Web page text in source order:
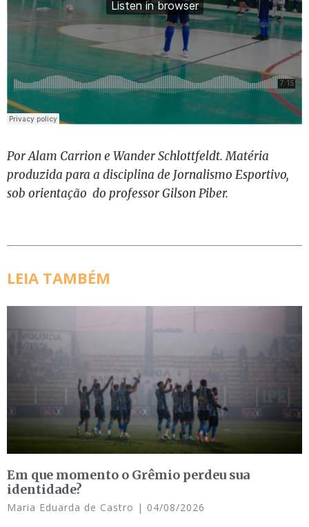
Por Alam Carrion e Wander Schlottfeldt. Matéria
produzida para a disciplina de Jornalismo Esportivo,
sob orientação do professor Gilson Piber.
LEIA TAMBÉM
Em que momento o Grêmio perdeu sua
identidade?
Maria Eduarda de Castro 04/08/2026